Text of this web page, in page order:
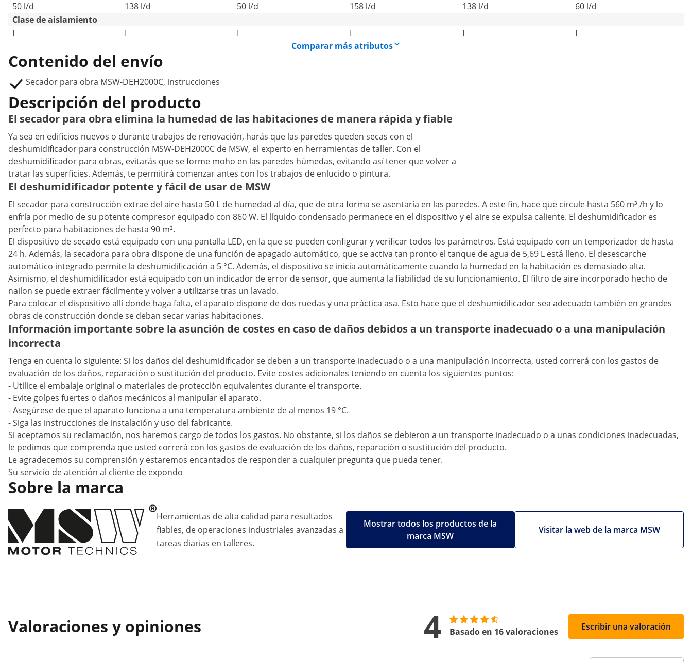
50 l/d
138 l/d 50 l/d 158 l/d 138 l/d
60 l/d
Clase de aislamiento
I
I I I I
I
Comparar más atributos
Contenido del envío
Secador para obra MSW-DEH2000C, instrucciones
Descripción del producto
El secador para obra elimina la humedad de las habitaciones de manera rápida y fiable
Ya sea en edificios nuevos o durante trabajos de renovación, harás que las paredes queden secas con el
deshumidificador para construcción MSW-DEH2000C de MSW, el experto en herramientas de taller. Con el
deshumidificador para obras, evitarás que se forme moho en las paredes húmedas, evitando así tener que volver a
tratar las superficies. Además, te permitirá comenzar antes con los trabajos de enlucido o pintura.
El deshumidificador potente y fácil de usar de MSW
El secador para construcción extrae del aire hasta 50 L de humedad al día, que de otra forma se asentaría en las paredes. A este fin, hace que circule hasta 560 m³ /h y lo
enfría por medio de su potente compresor equipado con 860 W. El líquido condensado permanece en el dispositivo y el aire se expulsa caliente. El deshumidificador es
perfecto para habitaciones de hasta 90 m².
El dispositivo de secado está equipado con una pantalla LED, en la que se pueden configurar y verificar todos los parámetros. Está equipado con un temporizador de hasta
24 h. Además, la secadora para obra dispone de una función de apagado automático, que se activa tan pronto el tanque de agua de 5,69 L está lleno. El desescarche
automático integrado permite la deshumidificación a 5 °C. Además, el dispositivo se inicia automáticamente cuando la humedad en la habitación es demasiado alta.
Asimismo, el deshumidificador está equipado con un indicador de error de sensor, que aumenta la fiabilidad de su funcionamiento. El filtro de aire incorporado hecho de
nailon se puede extraer fácilmente y volver a utilizarse tras un lavado.
Para colocar el dispositivo allí donde haga falta, el aparato dispone de dos ruedas y una práctica asa. Esto hace que el deshumidificador sea adecuado también en grandes
obras de construcción donde se deban secar varias habitaciones.
Información importante sobre la asunción de costes en caso de daños debidos a un transporte inadecuado o a una manipulación
incorrecta
Tenga en cuenta lo siguiente: Si los daños del deshumidificador se deben a un transporte inadecuado o a una manipulación incorrecta, usted correrá con los gastos de
evaluación de los daños, reparación o sustitución del producto. Evite costes adicionales teniendo en cuenta los siguientes puntos:
- Utilice el embalaje original o materiales de protección equivalentes durante el transporte.
- Evite golpes fuertes o daños mecánicos al manipular el aparato.
- Asegúrese de que el aparato funciona a una temperatura ambiente de al menos 19 °C.
- Siga las instrucciones de instalación y uso del fabricante.
Si aceptamos su reclamación, nos haremos cargo de todos los gastos. No obstante, si los daños se debieron a un transporte inadecuado o a unas condiciones inadecuadas,
le pedimos que comprenda que usted correrá con los gastos de evaluación de los daños, reparación o sustitución del producto.
Le agradecemos su comprensión y estaremos encantados de responder a cualquier pregunta que pueda tener.
Su servicio de atención al cliente de expondo
Sobre la marca
Herramientas de alta calidad para resultados
fiables, de operaciones industriales avanzadas a
tareas diarias en talleres.
Visitar la web de la marca MSW
Mostrar todos los productos de la
marca MSW
Valoraciones y opiniones 4 Basado en 16 valoraciones Escribir una valoración